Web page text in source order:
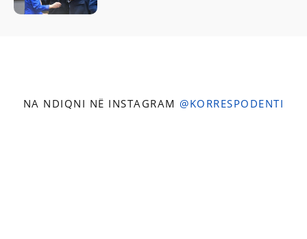
NA NDIQNI NË INSTAGRAM @KORRESPODENTI